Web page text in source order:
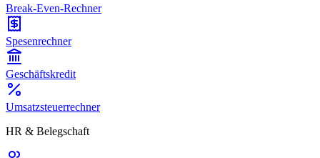
Break-Even-Rechner
Spesenrechner
Geschäftskredit
Umsatzsteuerrechner
HR & Belegschaft